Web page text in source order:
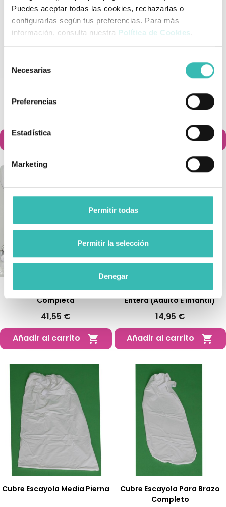
Puedes aceptar todas las cookies, rechazarlas o
configurarlas según tus preferencias. Para más
información, consulta nuestra Política de Cookies .
Necesarias
Preferencias
Estadística
Marketing
Permitir todas
Permitir la selección
Denegar
Completo Bloccs
Añadir al carrito
Añadir al carrito 
Cubre Escayola Para Pierna
Completa
41,55 €
Añadir al carrito

Cubre Escayola Para Pierna
Entera (Adulto E Infantil)
14,95 €
Añadir al carrito

Cubre Escayola Media Pierna
Cubre Escayola Para Brazo
Completo